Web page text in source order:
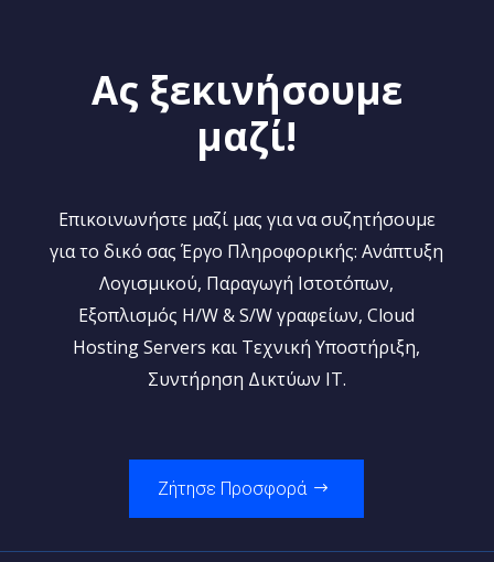
Ας ξεκινήσουμε
μαζί!
Επικοινωνήστε μαζί μας για να συζητήσουμε
για το δικό σας Έργο Πληροφορικής: Ανάπτυξη
Λογισμικού, Παραγωγή Ιστοτόπων,
Εξοπλισμός H/W & S/W γραφείων, Cloud
Hosting Servers και Τεχνική Υποστήριξη,
Συντήρηση Δικτύων IT.
Ζήτησε Προσφορά